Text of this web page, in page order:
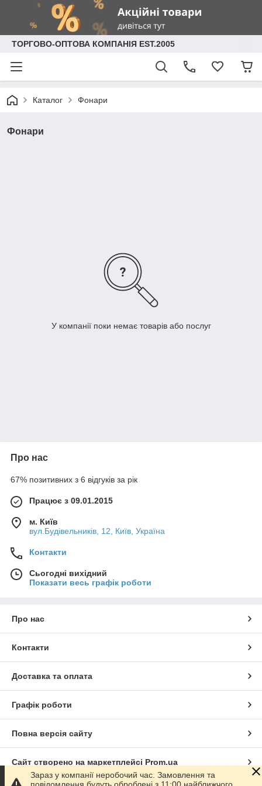
ТОРГОВО-ОПТОВА КОМПАНІЯ EST.2005
Каталог Фонари
Фонари
У компанії поки немає товарів або послуг
Про нас
67% позитивних з 6 відгуків за рік
Працює з 09.01.2015
м. Київ
вул.Будівельників, 12, Київ, Україна
Контакти
Сьогодні вихідний
Показати весь графік роботи
Про нас
Контакти
Доставка та оплата
Графік роботи
Повна версія сайту
Сайт створено на маркетплейсі Prom.ua
Зараз у компанії неробочий час. Замовлення та